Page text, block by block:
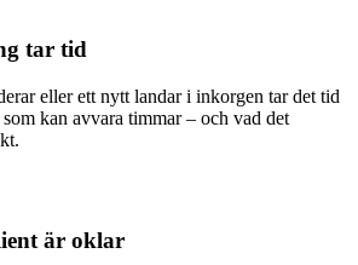
tar tid
eller ett nytt landar i inkorgen tar det tid
kan avvara timmar – och vad det
är oklar